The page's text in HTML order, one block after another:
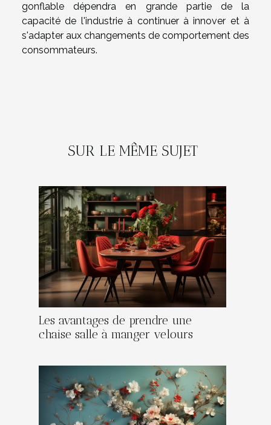
gonflable dépendra en grande partie de la
capacité de l'industrie à continuer à innover et à
s'adapter aux changements de comportement des
consommateurs.
SUR LE MÊME SUJET
Les avantages de prendre une
chaise salle à manger velours